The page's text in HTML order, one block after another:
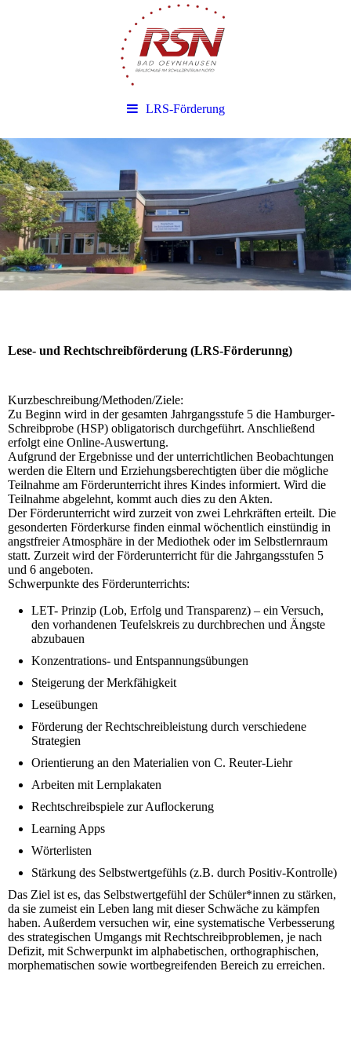
LRS-Förderung
Lese- und Rechtschreibförderung (LRS-Förderunng)
Kurzbeschreibung/Methoden/Ziele:
Zu Beginn wird in der gesamten Jahrgangsstufe 5 die Hamburger-
Schreibprobe (HSP) obligatorisch durchgeführt. Anschließend
erfolgt eine Online-Auswertung.
Aufgrund der Ergebnisse und der unterrichtlichen Beobachtungen
werden die Eltern und Erziehungsberechtigten über die mögliche
Teilnahme am Förderunterricht ihres Kindes informiert. Wird die
Teilnahme abgelehnt, kommt auch dies zu den Akten.
Der Förderunterricht wird zurzeit von zwei Lehrkräften erteilt. Die
gesonderten Förderkurse finden einmal wöchentlich einstündig in
angstfreier Atmosphäre in der Mediothek oder im Selbstlernraum
statt. Zurzeit wird der Förderunterricht für die Jahrgangsstufen 5
und 6 angeboten.
Schwerpunkte des Förderunterrichts:
LET- Prinzip (Lob, Erfolg und Transparenz) – ein Versuch,
den vorhandenen Teufelskreis zu durchbrechen und Ängste
abzubauen
Konzentrations- und Entspannungsübungen
Steigerung der Merkfähigkeit
Leseübungen
Förderung der Rechtschreibleistung durch verschiedene
Strategien
Orientierung an den Materialien von C. Reuter-Liehr
Arbeiten mit Lernplakaten
Rechtschreibspiele zur Auflockerung
Learning Apps
Wörterlisten
Stärkung des Selbstwertgefühls (z.B. durch Positiv-Kontrolle)
Das Ziel ist es, das Selbstwertgefühl der Schüler*innen zu stärken,
da sie zumeist ein Leben lang mit dieser Schwäche zu kämpfen
haben. Außerdem versuchen wir, eine systematische Verbesserung
des strategischen Umgangs mit Rechtschreibproblemen, je nach
Defizit, mit Schwerpunkt im alphabetischen, orthographischen,
morphematischen sowie wortbegreifenden Bereich zu erreichen.